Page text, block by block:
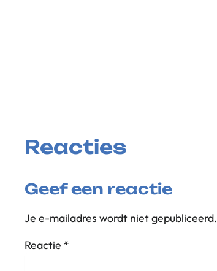
Reacties
Geef een reactie
Je e-mailadres wordt niet gepubliceerd.
Reactie *